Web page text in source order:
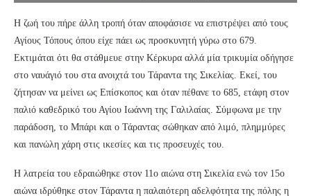
Η ζωή του πήρε άλλη τροπή όταν αποφάσισε να επιστρέψει από τους
Αγίους Τόπους όπου είχε πάει ως προσκυνητή γύρω στο 679.
Εκτιμάται ότι θα στάθμευε στην Κέρκυρα αλλά μία τρικυμία οδήγησε
στο ναυάγιό του στα ανοιχτά του Τάραντα της Σικελίας. Εκεί, του
ζήτησαν να μείνει ως Επίσκοπος και όταν πέθανε το 685, ετάφη στον
παλιό καθεδρικό του Αγίου Ιωάννη της Γαλιλαίας. Σύμφωνα με την
παράδοση, το Μπάρι και ο Τάραντας σώθηκαν από λιμό, πλημμύρες
και πανώλη χάρη στις ικεσίες και τις προσευχές του.
Η λατρεία του εδραιώθηκε στον 11ο αιώνα στη Σικελία ενώ τον 15ο
αιώνα ιδρύθηκε στον Τάραντα η παλαιότερη αδελφότητα της πόλης η